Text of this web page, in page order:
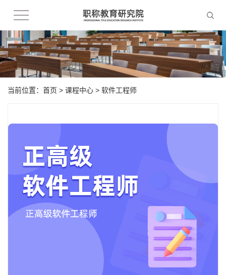
当前位置： 首页 > 课程中心 > 软件工程师